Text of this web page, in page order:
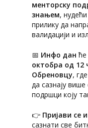
менторску
знањем,
прилику да
валидацији и
📅 Инфо дан
октобра од 12
Обреновцу,
да сазнају
подршци коју
👉 Пријави се
сазнати све